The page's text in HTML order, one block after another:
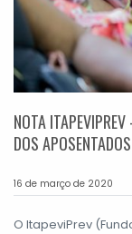
NOTA
DOS
16 de março de 2020
O ItapeviPrev